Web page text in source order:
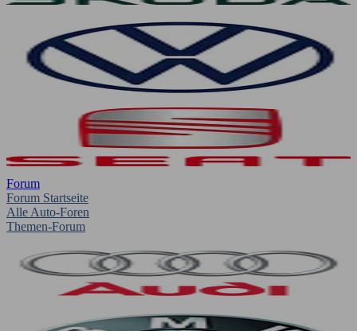
Forum
Forum Startseite
Alle Auto-Foren
Themen-Forum